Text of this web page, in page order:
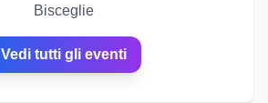
Bisceglie
Vedi tutti gli eventi